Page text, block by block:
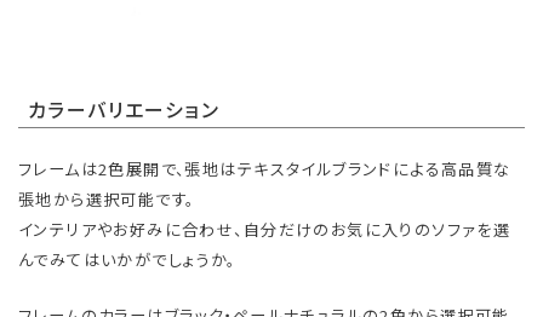
カラーバリエーション
フレームは2色展開で、張地はテキスタイルブランドによる高品質な
張地から選択可能です。
インテリアやお好みに合わせ、自分だけのお気に入りのソファを選
んでみてはいかがでしょうか。